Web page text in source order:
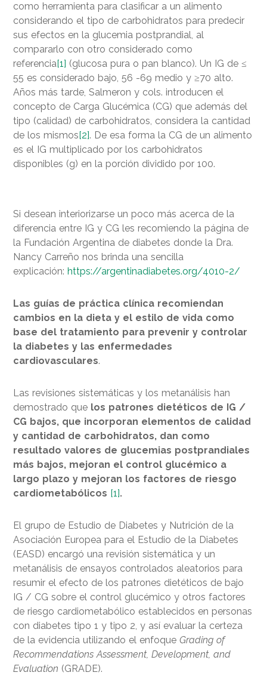
como herramienta para clasificar a un alimento
considerando el tipo de carbohidratos para predecir
sus efectos en la glucemia postprandial, al
compararlo con otro considerado como
referencia[1] (glucosa pura o pan blanco). Un IG de ≤
55 es considerado bajo, 56 -69 medio y ≥70 alto.
Años más tarde, Salmeron y cols. introducen el
concepto de Carga Glucémica (CG) que además del
tipo (calidad) de carbohidratos, considera la cantidad
de los mismos [2]. De esa forma la CG de un alimento
es el IG multiplicado por los carbohidratos
disponibles (g) en la porción dividido por 100.
Si desean interiorizarse un poco más acerca de la
diferencia entre IG y CG les recomiendo la página de
la Fundación Argentina de diabetes donde la Dra.
Nancy Carreño nos brinda una sencilla
explicación: https://argentinadiabetes.org/4010-2/
Las guías de práctica clínica recomiendan
cambios en la dieta y el estilo de vida como
base del tratamiento para prevenir y controlar
la diabetes y las enfermedades
cardiovasculares.
Las revisiones sistemáticas y los metanálisis han
demostrado que los patrones dietéticos de IG /
CG bajos, que incorporan elementos de calidad
y cantidad de carbohidratos, dan como
resultado valores de glucemias postprandiales
más bajos, mejoran el control glucémico a
largo plazo y mejoran los factores de riesgo
cardiometabólicos [1].
El grupo de Estudio de Diabetes y Nutrición de la
Asociación Europea para el Estudio de la Diabetes
(EASD) encargó una revisión sistemática y un
metanálisis de ensayos controlados aleatorios para
resumir el efecto de los patrones dietéticos de bajo
IG / CG sobre el control glucémico y otros factores
de riesgo cardiometabólico establecidos en personas
con diabetes tipo 1 y tipo 2, y así evaluar la certeza
de la evidencia utilizando el enfoque Grading of
Recommendations Assessment, Development, and
Evaluation (GRADE).